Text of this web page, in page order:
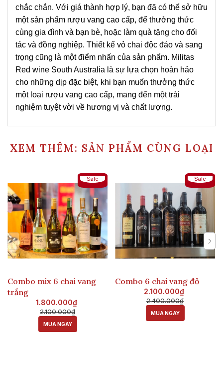
chắc chắn. Với giá thành hợp lý, bạn đã có thể sở hữu
một sản phẩm rượu vang cao cấp, để thưởng thức
cùng gia đình và bạn bè, hoặc làm quà tặng cho đối
tác và đồng nghiệp. Thiết kế vỏ chai độc đáo và sang
trọng cũng là một điểm nhấn của sản phẩm. Militas
Red wine South Australia là sự lựa chọn hoàn hảo
cho những dịp đặc biệt, khi bạn muốn thưởng thức
một loại rượu vang cao cấp, mang đến một trải
nghiệm tuyệt vời về hương vị và chất lượng.
XEM THÊM: SẢN PHẨM CÙNG LOẠI
Sale
Combo mix 6 chai vang
trắng
1.800.000₫
2.100.000₫
MUA NGAY
Sale
Combo 6 chai vang đỏ
2.100.000₫
2.400.000₫
MUA NGAY